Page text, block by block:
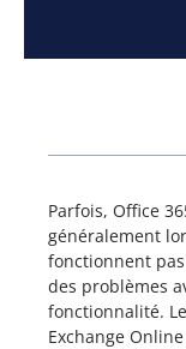
Parfois, Office
généralement
fonctionnent
des problèmes
fonctionnalité.
Exchange